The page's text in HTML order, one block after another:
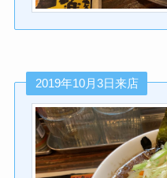
2019年10月3日来店